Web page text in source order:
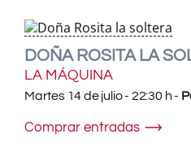
DOÑA ROSITA LA
LA MÁQUINA
Martes 14 de julio - 22:30 h -
Comprar entradas